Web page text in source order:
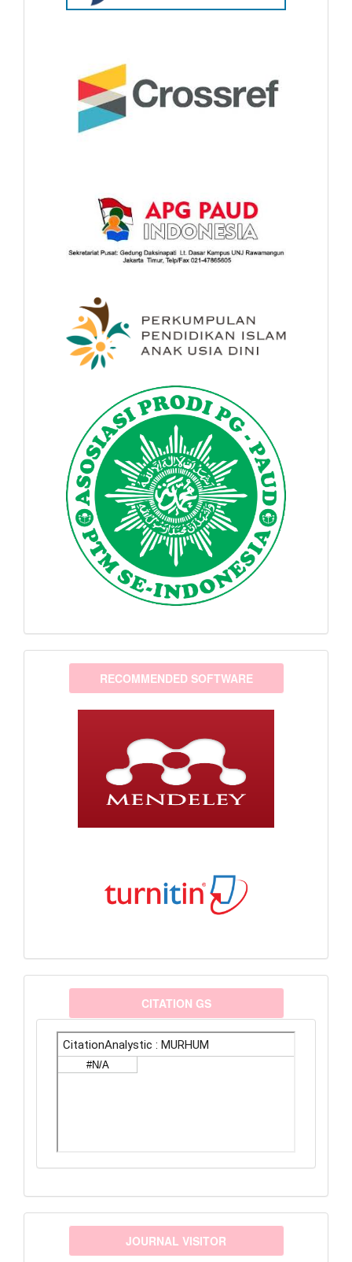
softwareRECOMMENDED SOFTWARE
citationanalystic
CITATION GS
visitors JOURNAL VISITOR